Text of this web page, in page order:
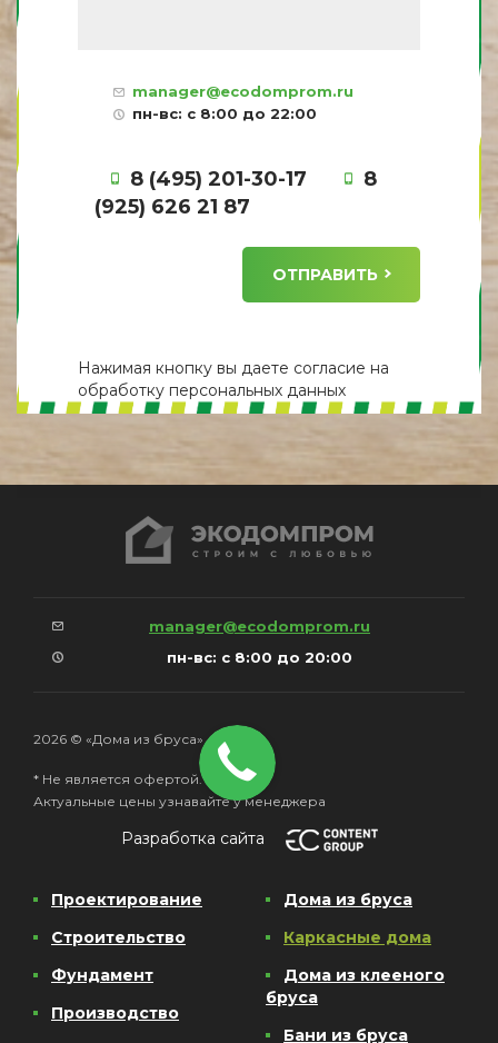
manager@ecodomprom.ru
пн-вс: с 8:00 до 22:00
8 (495) 201-30-17
8
(925) 626 21 87
ОТПРАВИТЬ
Нажимая кнопку вы даете согласие на
обработку персональных данных
manager@ecodomprom.ru
пн-вс: с 8:00 до 20:00
2026 © «Дома из бруса»
* Не является офертой.
Актуальные цены узнавайте у менеджера
Разработка сайта
Проектирование
Строительство
Фундамент
Производство
Дома из бруса
Каркасные дома
Дома из клееного
бруса
Бани из бруса